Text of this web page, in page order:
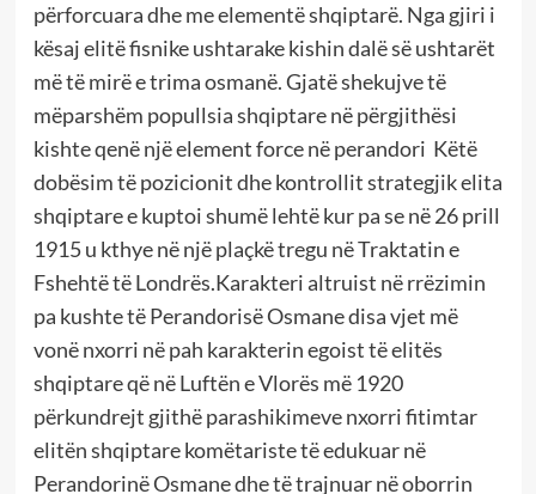
përforcuara dhe me elementë shqiptarë. Nga gjiri i
kësaj elitë fisnike ushtarake kishin dalë së ushtarët
më të mirë e trima osmanë. Gjatë shekujve të
mëparshëm popullsia shqiptare në përgjithësi
kishte qenë një element force në perandori Këtë
dobësim të pozicionit dhe kontrollit strategjik elita
shqiptare e kuptoi shumë lehtë kur pa se në 26 prill
1915 u kthye në një plaçkë tregu në Traktatin e
Fshehtë të Londrës.Karakteri altruist në rrëzimin
pa kushte të Perandorisë Osmane disa vjet më
vonë nxorri në pah karakterin egoist të elitës
shqiptare që në Luftën e Vlorës më 1920
përkundrejt gjithë parashikimeve nxorri fitimtar
elitën shqiptare komëtariste të edukuar në
Perandorinë Osmane dhe të trajnuar në oborrin